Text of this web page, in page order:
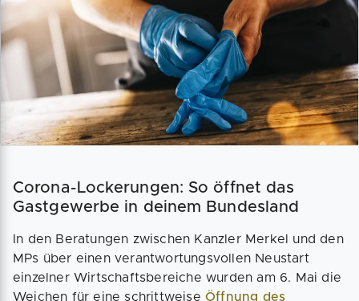
Corona-Lockerungen: So öffnet das
Gastgewerbe in deinem Bundesland
In den Beratungen zwischen Kanzler Merkel und den
MPs über einen verantwortungsvollen Neustart
einzelner Wirtschaftsbereiche wurden am 6. Mai die
Weichen für eine schrittweise Öffnung des